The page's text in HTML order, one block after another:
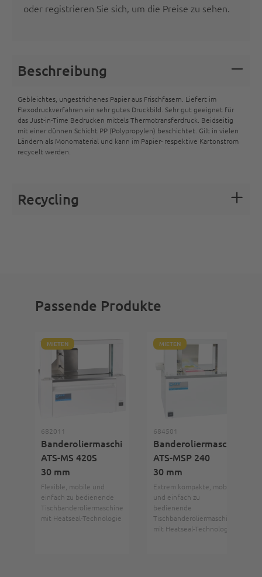
oder registrieren Sie sich, um die Preise zu sehen.
Beschreibung
Gebleichtes, ungestrichenes Papier aus Frischfasern. Liefert im
Flexodruckverfahren ein sehr gutes Druckbild. Sehr gut geeignet für
das Just-in-Time Bedrucken mittels Thermotransferdruck. Beidseitig
mit einer dünnen Schicht PP (Polypropylen) beschichtet. Gilt in vielen
Ländern als Monomaterial und kann im Papier- respektive Kartonstrom
recycelt werden.
Recycling
Passende Produkte
MIETEN
682011
Banderoliermaschine
ATS-MS 420S
30 mm
Flexible, mobile und
einfach zu bedienende
Tischbanderoliermaschine
mit Heatseal-Technologie
MIETEN
684501
Banderoliermaschine
ATS-MSP 240
30 mm
Extrem kompakte, mobile
und einfach zu
bedienende
Tischbanderoliermaschine
mit Heatseal-Technologie